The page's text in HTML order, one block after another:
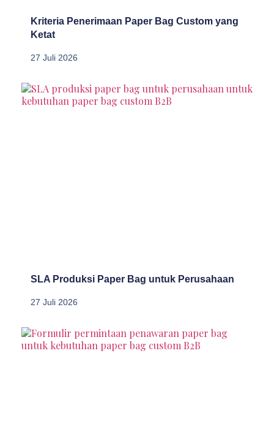
Kriteria Penerimaan Paper Bag Custom yang
Ketat
27 Juli 2026
SLA Produksi Paper Bag untuk Perusahaan
27 Juli 2026